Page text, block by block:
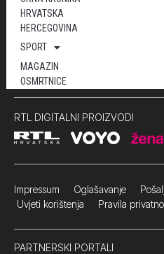
HRVATSKA
HERCEGOVINA
SPORT
MAGAZIN
OSMRTNICE
RTL DIGITALNI PROIZVODI
Impressum Oglašavanje
Uvjeti korištenja Pravila
PARTNERSKI PORTALI